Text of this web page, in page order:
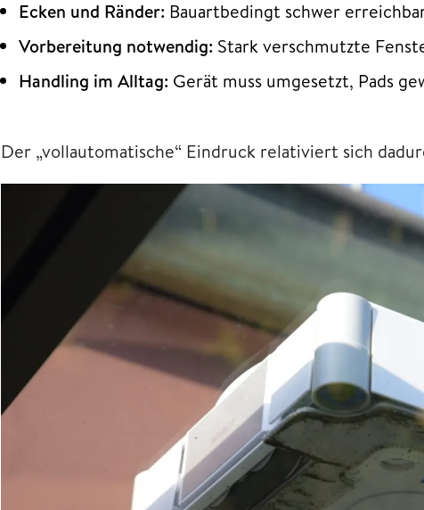
Ecken und Ränder: Bauartbedingt schwer
Vorbereitung notwendig: Stark verschmutzte
Handling im Alltag: Gerät muss umgesetzt, Pads
Der „vollautomatische“ Eindruck relativiert sich